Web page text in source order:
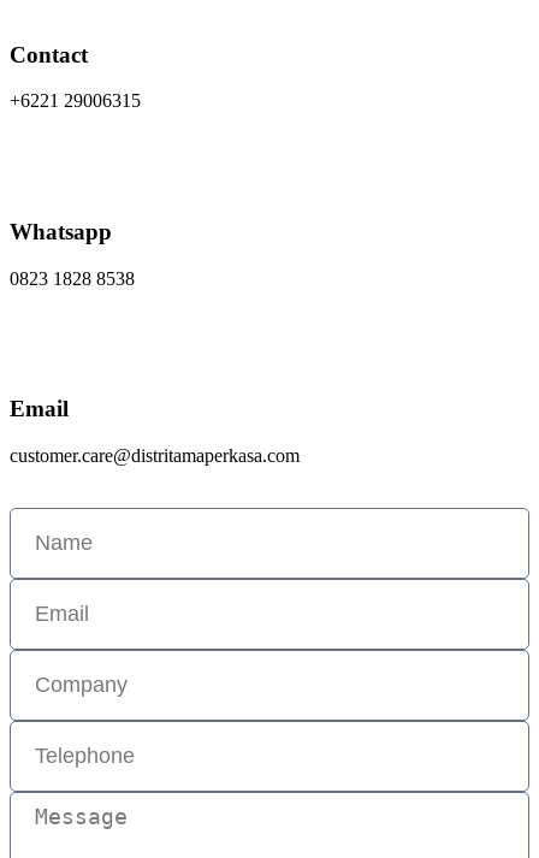
Contact
+6221 29006315
Whatsapp
0823 1828 8538
Email
customer.care@distritamaperkasa.com